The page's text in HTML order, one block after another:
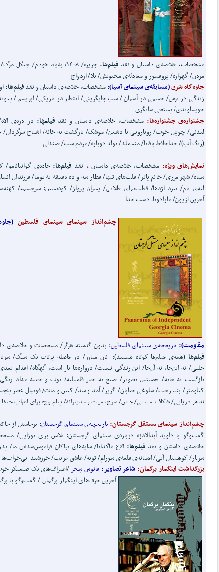
مشخصات، خلاصه‌ی داستان و نقدفیلم‌ها:
جزیره/ ۱۴۰۸/ به‌یاد خودم/ جنگل
مردن/ گهواره/ پروفسور و معادله‌ی محبوبش/ یلا/ ازدواج
جلوه‌گاه شرق(مسابقه‌ی سینمای آسیا):مشخصات، خلاصه‌ی داستان و نقدفیلم‌ها:
زندگی در ترس/ چشمی در آسمان / شب جایگزینی/ انتظار در تاریکی/ ابریشم /
خویشاوندی/ پستچی شانگری
جشنواره‌ی جشنواره‌ها: مشخصات، خلاصه‌ی داستان و نقد فیلمها: در دره‌ی
لندنی/ چوپان خوب/ رویارویی با دشمن/ موشک/ بازگشت به خانه/ اشباح
(رنگ آب)/ خداحافظ بافانا/ منسفلد/ تولد دوباره/ مردم شب/ صندلی
نمایش‌های ویژه: مشخصات، خلاصه‌ی داستان و نقد فیلم‌ها: جاده‌ی
سیاه/ شهر مرزی/ خانم پاتر/ قلب‌های تنها/ قطار سه و ده دقیقه به یوما/ فرزندان
لبه‌ی بام/ نبرد اژدها/ قطب‌نمای طلایی/ پسران پرواز/ کوه‌نشین: سرچشمه/
آخرین لژیون/ مارادونا، دست خدا
چشم‌انداز سینمای سینمای فلسطین
مقاومت): تاریخچه‌ی سینمای فلسطین: بدون گذشته هرگز/ مشخصات و خلاصه‌ی
فیلم‌ها (همه‌ی فیلم‌ها کوتاه هستند): زنان مبارز/ در فاصله پرتاب یک سنگ/
حلبی/ نه این‌جا، نه‌ آن‌جا/ این زندگی نیست/ دروازه‌ها باز است، گهگاه/ اقدام
کیلومتر/ بند رخت/ شلوغی خیابان/ گریز/ آمد و شد/ کیش و مات/ فوتبال عصر
نه هر دریایی/ شکاف امنیتی/ جنان/ سرخ، میت و مدیترانه/ پیام ویژه برای اعراب حیفا
چشم‌انداز سینمای مستقل گرجستان: تاریخچه‌ی سینمای گرجستان: برخاستن از
گفت‌و‌گو با داوید آبدالادزه درباره‌ی سینمای گرجستان: تلاش برای نوزایی/
خلاصه‌ی داستان و نقد فیلم‌ها: الاغ ماگدانا/ سایه‌های نیاکان فراموش‌شده‌ی ما/
سرباز/ کوهستان آبی/ افسانه‌ی قلعه‌ی سورام/ توبه/ عاشق غریب/ خورشید بی‌خواب‌ها
بزرگداشت اینگمار برگمان: شاعر تصاویر: فانوس سِحر /اعتراف‌های یک صنعتگر
آخرین حرف‌های اینگمار برگمان / گفت‌و‌گو با